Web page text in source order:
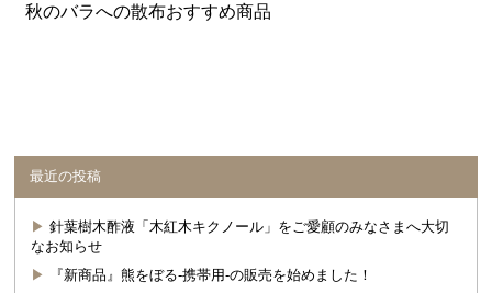
秋のバラへの散布おすすめ商品
最近の投稿
針葉樹木酢液「木紅木キクノール」をご愛顧のみなさまへ大切
なお知らせ
『新商品』熊をぼる-携帯用-の販売を始めました！